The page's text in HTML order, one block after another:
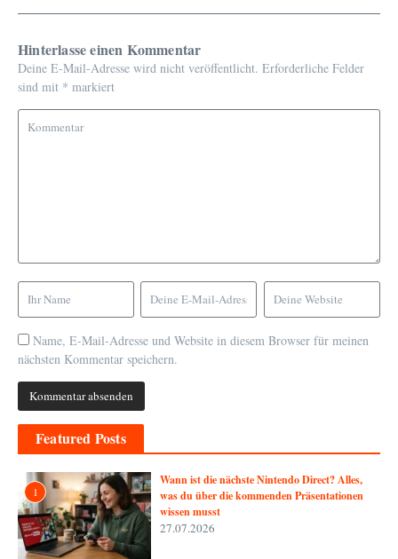
Hinterlasse einen Kommentar
Deine E-Mail-Adresse wird nicht veröffentlicht. Erforderliche Felder
sind mit * markiert
Name, E-Mail-Adresse und Website in diesem Browser für meinen
nächsten Kommentar speichern.
Featured Posts
1
Wann ist die nächste Nintendo Direct? Alles,
was du über die kommenden Präsentationen
wissen musst
27.07.2026